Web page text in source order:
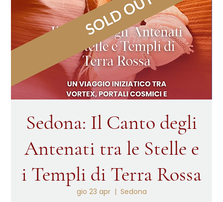
Sedona: Il Canto degli
Antenati tra le Stelle e
i Templi di Terra Rossa
gio 23 apr
  |
Sedona